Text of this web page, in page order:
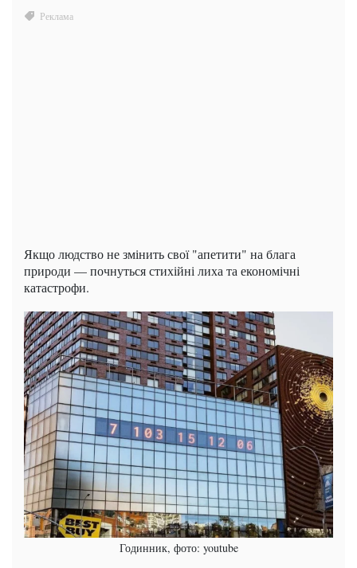
Якщо людство не змінить свої "апетити" на блага
природи — почнуться стихійні лиха та економічні
катастрофи.
Годинник, фото: youtube